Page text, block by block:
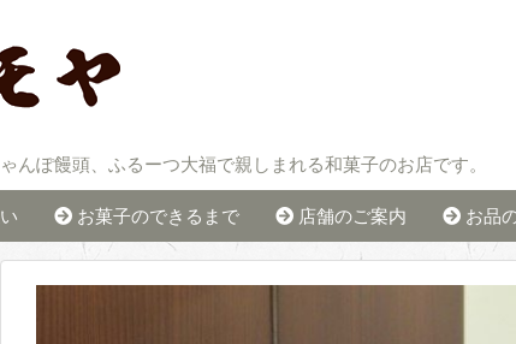
んぽ饅頭、ふるーつ大福で親しまれる和菓子のお店です。
お菓子のできるまで 店舗のご案内 お品